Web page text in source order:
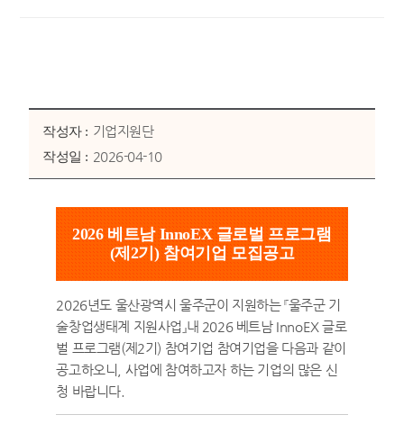
작성자 : 기업지원단
작성일 : 2026-04-10
2026 베트남 InnoEX 글로벌 프로그램
(제2기) 참여기업 모집공고
2026년도 울산광역시 울주군이 지원하는 『울주군 기
술창업생태계 지원사업』내 2026 베트남 InnoEX 글로
벌 프로그램(제2기) 참여기업 참여기업을 다음과 같이
공고하오니, 사업에 참여하고자 하는 기업의 많은 신
청 바랍니다.